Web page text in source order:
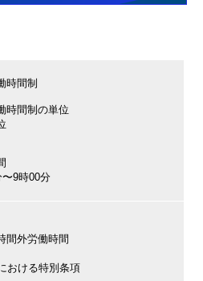
時間制
時間制の単位
〜9時00分
間外労働時間
おける特別条項